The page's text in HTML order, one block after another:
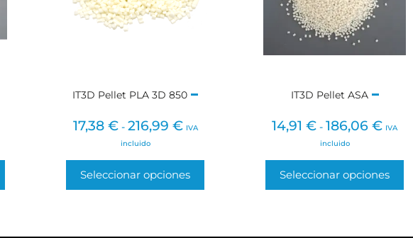
IT3D Pellet PLA 3D 850
17,38 € - 216,99 € IVA
incluido
Seleccionar opciones
IT3D Pellet ASA
14,91€ - 186,06€ IVA
incluido
Seleccionar opciones